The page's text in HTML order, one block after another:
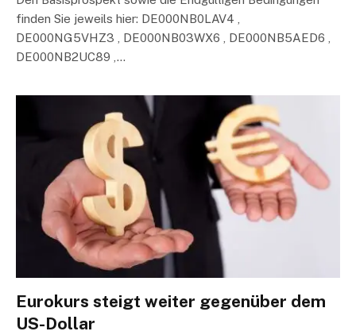
finden Sie jeweils hier: DE000NB0LAV4 ,
DE000NG5VHZ3 , DE000NB03WX6 , DE000NB5AED6 ,
DE000NB2UC89 ,…
Eurokurs steigt weiter gegenüber dem
US-Dollar